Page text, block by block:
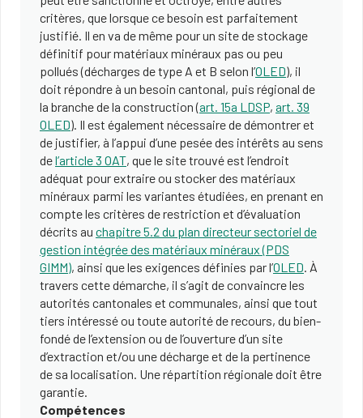
critères, que lorsque ce besoin est parfaitement
justifié. Il en va de même pour un site de stockage
définitif pour matériaux minéraux pas ou peu
pollués (décharges de type A et B selon l’OLED), il
doit répondre à un besoin cantonal, puis régional de
la branche de la construction (art. 15a LDSP, art. 39
OLED). Il est également nécessaire de démontrer et
de justifier, à l’appui d’une pesée des intérêts au sens
del’article 3 OAT, que le site trouvé est l’endroit
adéquat pour extraire ou stocker des matériaux
minéraux parmi les variantes étudiées, en prenant en
compte les critères de restriction et d’évaluation
décrits au chapitre 5.2 du plan directeur sectoriel de
gestion intégrée des matériaux minéraux (PDS
GIMM), ainsi que les exigences définies par l’OLED. À
travers cette démarche, il s’agit de convaincre les
autorités cantonales et communales, ainsi que tout
tiers intéressé ou toute autorité de recours, du bien-
fondé de l’extension ou de l’ouverture d’un site
d’extraction et/ou une décharge et de la pertinence
de sa localisation. Une répartition régionale doit être
garantie.
Compétences